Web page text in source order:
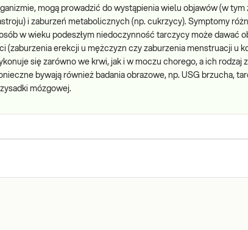
mogą prowadzić do wystąpienia wielu objawów (w tym
i zaburzeń metabolicznych (np. cukrzycy). Symptomy
w wieku podeszłym niedoczynność tarczycy może dawać
(zaburzenia erekcji u mężczyzn czy zaburzenia menstruacji u
się zarówno we krwi, jak i w moczu chorego, a ich rodzaj
bywają również badania obrazowe, np. USG brzucha,
mózgowej.